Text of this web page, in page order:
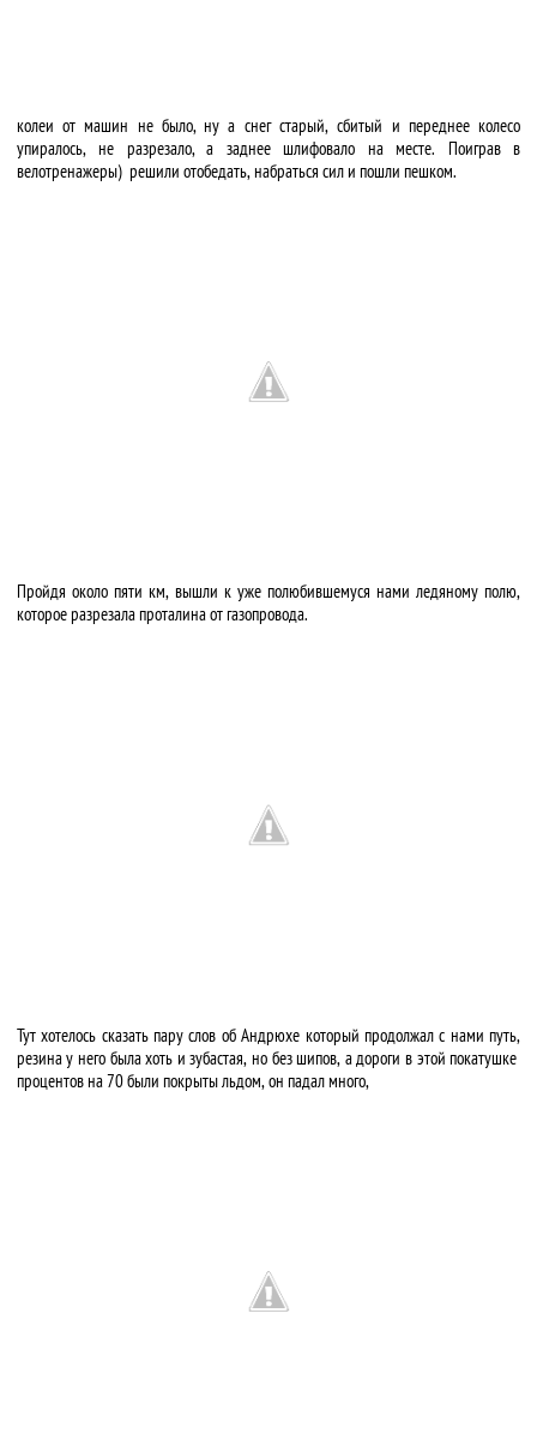
колеи от машин не было, ну а снег старый, сбитый и переднее колесо
упиралось, не разрезало, а заднее шлифовало на месте. Поиграв в
велотренажеры) решили отобедать, набраться сил и пошли пешком.
Пройдя около пяти км, вышли к уже полюбившемуся нами ледяному полю,
которое разрезала проталина от газопровода.
Тут хотелось сказать пару слов об Андрюхе который продолжал с нами путь,
резина у него была хоть и зубастая, но без шипов, а дороги в этой покатушке
процентов на 70 были покрыты льдом, он падал много,